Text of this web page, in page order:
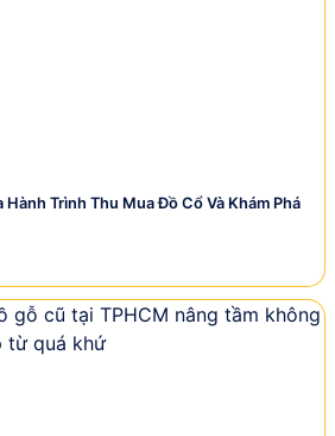
Trình Thu Mua Đồ Cổ Và Khám Phá